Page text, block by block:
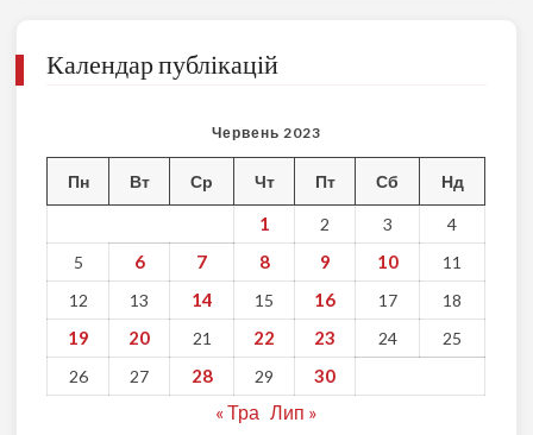
Календар публікацій
Червень 2023
Пн Вт Ср Чт Пт Сб Нд
1 2 3
4
5
6 7 8 9 10
11
12
13 14 15 16 17 18
19 20 21 22 23 24
25
26
27 28 29 30
« Тра Лип »